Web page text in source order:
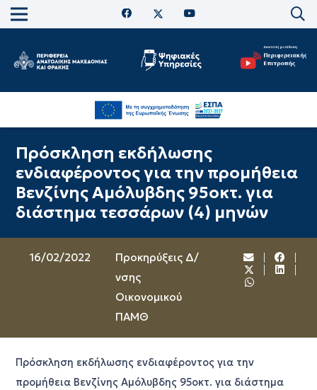
Πρόσκληση εκδήλωσης
ενδιαφέροντος για την προμήθεια
Βενζίνης Αμόλυβδης 95οκτ. για
διάστημα τεσσάρων (4) μηνών
16/02/2022
Προκηρύξεις Δ/
νσης
Οικονομικού
ΠΑΜΘ
Πρόσκληση εκδήλωσης ενδιαφέροντος για την
προμήθεια Βενζίνης Αμόλυβδης 95οκτ. για διάστημα